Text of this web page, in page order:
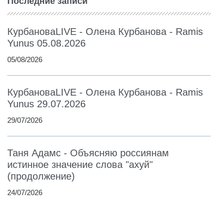
КурбановаLIVE - Олена Курбанова - Ramis
Yunus 05.08.2026
05/08/2026
КурбановаLIVE - Олена Курбанова - Ramis
Yunus 29.07.2026
29/07/2026
Таня Адамс - Объясняю россиянам
истинное значение слова "ахуй"
(продолжение)
24/07/2026